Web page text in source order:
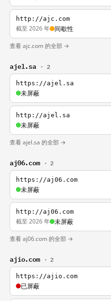
http://ajc.com
截至 2026 年 间歇性
查看 ajc.com 的全部 →
ajel.sa · 2
https://ajel.sa
未屏蔽
http://ajel.sa
未屏蔽
查看 ajel.sa 的全部 →
aj06.com · 2
https://aj06.com
未屏蔽
http://aj06.com
截至 2026 年 未屏蔽
查看 aj06.com 的全部 →
ajio.com · 2
https://ajio.com
已屏蔽